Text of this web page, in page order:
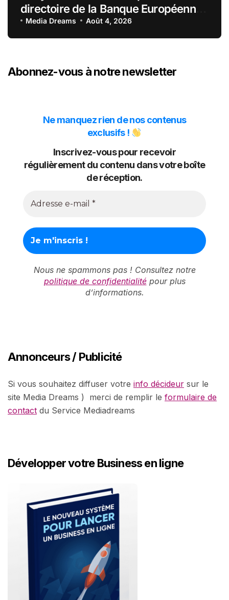
directoire de la Banque Européenne
du Crédit Mutuel
Media Dreams Août 4, 2026
Abonnez-vous à notre newsletter
Ne manquez rien de nos contenus
exclusifs !
Inscrivez-vous pour recevoir
régulièrement du contenu dans votre boîte
de réception.
Nous ne spammons pas ! Consultez notre
politique de confidentialitépour plus
d’informations.
Annonceurs / Publicité
Si vous souhaitez diffuser votre info décideur sur le
site Media Dreams ) merci de remplir le formulaire de
contact du Service Mediadreams
Développer votre Business en ligne